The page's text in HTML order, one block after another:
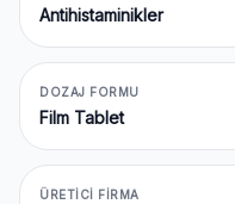
Antihistaminikler
DOZAJ FORMU
Film Tablet
ÜRETICI FIRMA